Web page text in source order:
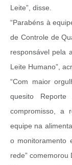
Leite”, disse.
“Parabéns à
de Controle de
responsável pela
Leite Humano”,
“Com maior
quesito
compromisso, a
equipe na
o monitoramento
rede” comemorou